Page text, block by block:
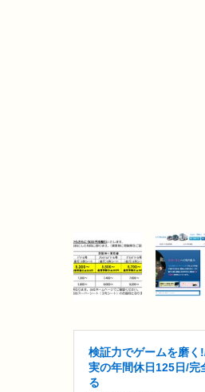
検証力でゲームを磨
実の年間休日125日/完
る